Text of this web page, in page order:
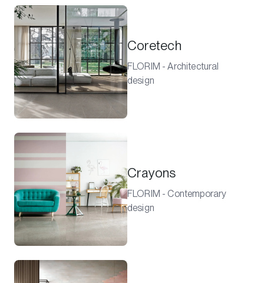
Coretech
FLORIM - Architectural
design
Crayons
FLORIM - Contemporary
design